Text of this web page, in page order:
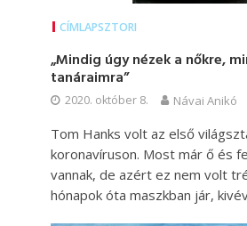
CÍMLAPSZTORI
„Mindig úgy nézek a nőkre,
tanáraimra”
2020. október 8. Návai Anikó
Tom Hanks volt az első
koronavíruson. Most már ő és
vannak, de azért ez nem volt
hónapok óta maszkban jár,